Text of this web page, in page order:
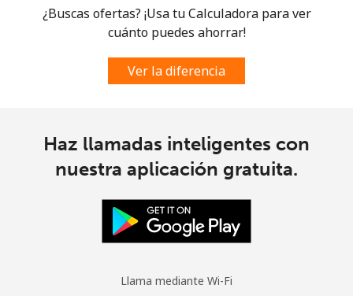
¿Buscas ofertas? ¡Usa tu Calculadora para ver
cuánto puedes ahorrar!
Ver la diferencia
Haz llamadas inteligentes con
nuestra aplicación gratuita.
Llama mediante Wi-Fi